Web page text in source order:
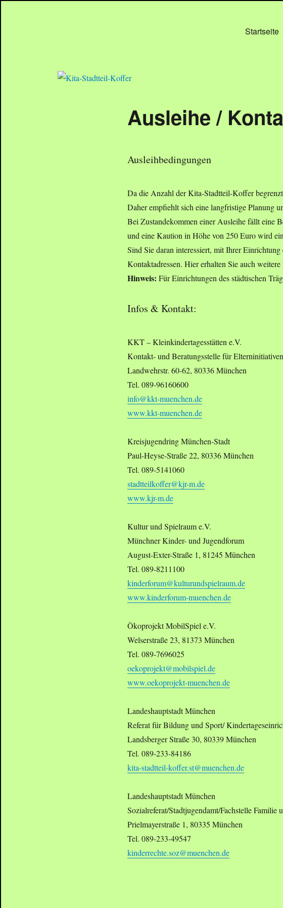
Startseite
Ausleihe /
Ausleihbedingungen
Da die Anzahl der Kita-Stadtteil-Koffer
Daher empfiehlt sich eine langfristige Planung
Bei Zustandekommen einer Ausleihe fällt eine
und eine Kaution in Höhe von 250 Euro wird
Sind Sie daran interessiert, mit Ihrer
Kontaktadressen. Hier erhalten Sie auch
Hinweis: Für Einrichtungen des städtischen
Infos & Kontakt:
KKT – Kleinkindertagesstätten e.V.
Kontakt- und Beratungsstelle für Elterninitiativen
Landwehrstr. 60-62, 80336 München
Tel. 089-96160600
info@kkt-muenchen.de
www.kkt-muenchen.de
Kreisjugendring München-Stadt
Paul-Heyse-Straße 22, 80336 München
Tel. 089-5141060
stadtteilkoffer@kjr-m.de
www.kjr-m.de
Kultur und Spielraum e.V.
Münchner Kinder- und Jugendforum
August-Exter-Straße 1, 81245 München
Tel. 089-8211100
kinderforum@kulturundspielraum.de
www.kinderforum-muenchen.de
Ökoprojekt MobilSpiel e.V.
Welserstraße 23, 81373 München
Tel. 089-7696025
oekoprojekt@mobilspiel.de
www.oekoprojekt-muenchen.de
Landeshauptstadt München
Referat für Bildung und Sport/
Landsberger Straße 30, 80339 München
Tel. 089-233-84186
kita-stadtteil-koffer.st@muenchen.de
Landeshauptstadt München
Sozialreferat/Stadtjugendamt/Fachstelle Familie
Prielmayerstraße 1, 80335 München
Tel. 089-233-49547
kinderrechte.soz@muenchen.de